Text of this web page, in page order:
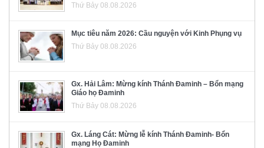
Thứ Bảy 08.08.2026
Mục tiêu năm 2026: Cầu nguyện với Kinh Phụng vụ
Thứ Bảy 08.08.2026
Gx. Hải Lâm: Mừng kính Thánh Đaminh – Bổn mạng
Giáo họ Đaminh
Thứ Bảy 08.08.2026
Gx. Láng Cát: Mừng lễ kính Thánh Đaminh- Bổn
mạng Họ Đaminh